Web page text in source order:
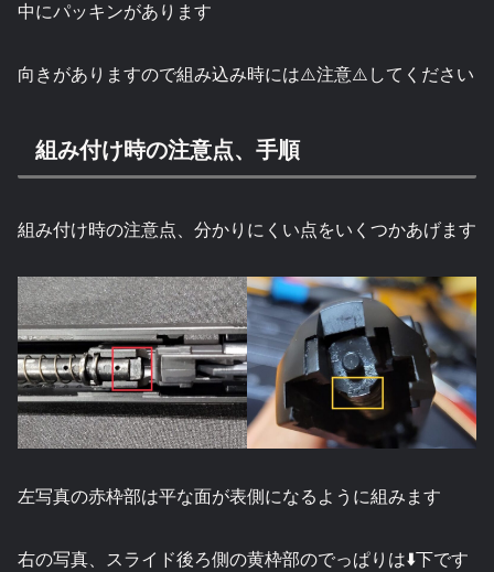
中にパッキンがあります
向きがありますので組み込み時には⚠️注意⚠️してください
組み付け時の注意点、手順
組み付け時の注意点、分かりにくい点をいくつかあげます
左写真の赤枠部は平な面が表側になるように組みます
右の写真、スライド後ろ側の黄枠部のでっぱりは⬇️下です